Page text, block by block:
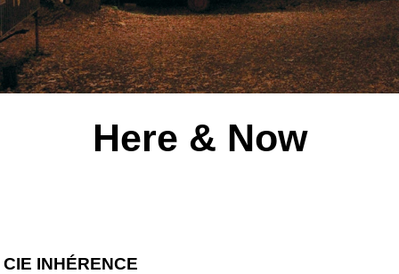
Here & Now
CIE INHÉRENCE